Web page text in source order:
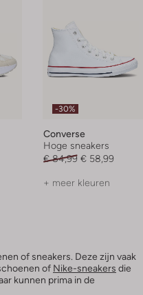
-30%
Converse
Hoge sneakers
€ 84,99 € 58,99
+ meer kleuren
of sneakers. Deze zijn vaak
of Nike-sneakers die
kunnen prima in de